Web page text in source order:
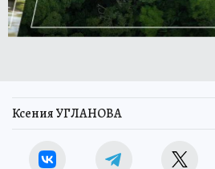
Ксения УГЛАНОВА